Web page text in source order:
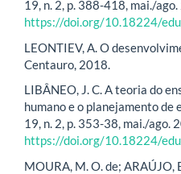
19, n. 2, p. 388-418, mai./
https://doi.org/10.18224/
LEONTIEV, A. O
Centauro, 2018.
LIBÂNEO, J. C. A teoria do
humano e o planejamento de
19, n. 2, p. 353-38, mai./ago.
https://doi.org/10.18224/
MOURA, M. O. de; ARAÚJO,